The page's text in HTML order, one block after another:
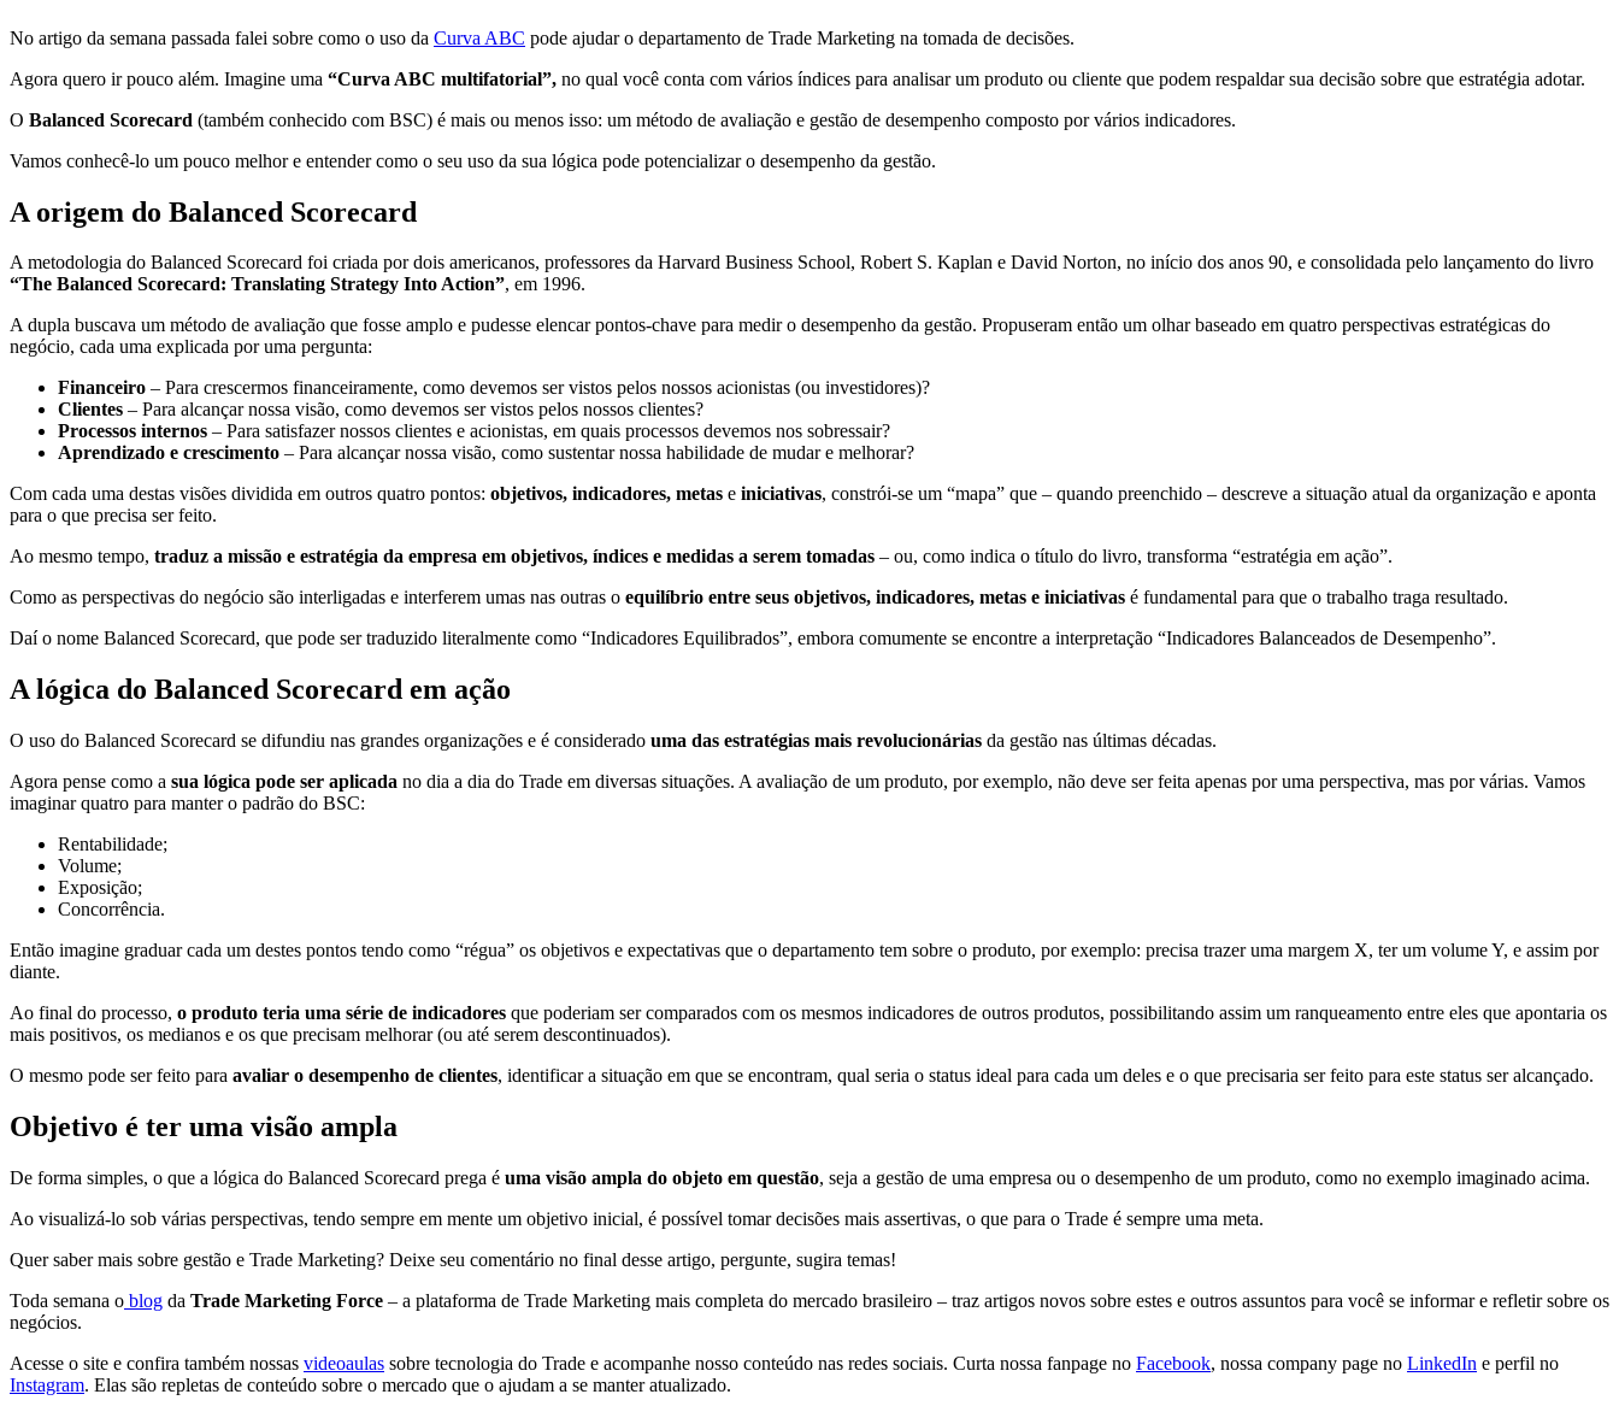
No artigo da semana passada falei sobre como o uso da Curva ABC pode ajudar o departamento de Trade Marketing na tomada de decisões.
Agora quero ir pouco além. Imagine uma “Curva ABC multifatorial”, no qual você conta com vários índices para analisar um produto ou cliente que podem respaldar sua decisão sobre que estratégia adotar.
O Balanced Scorecard (também conhecido com BSC) é mais ou menos isso: um método de avaliação e gestão de desempenho composto por vários indicadores.
Vamos conhecê-lo um pouco melhor e entender como o seu uso da sua lógica pode potencializar o desempenho da gestão.
A origem do Balanced Scorecard
A metodologia do Balanced Scorecard foi criada por dois americanos, professores da Harvard Business School, Robert S. Kaplan e David Norton, no início dos anos 90, e consolidada pelo lançamento do livro
“The Balanced Scorecard: Translating Strategy Into Action”, em 1996.
A dupla buscava um método de avaliação que fosse amplo e pudesse elencar pontos-chave para medir o desempenho da gestão. Propuseram então um olhar baseado em quatro perspectivas estratégicas do
negócio, cada uma explicada por uma pergunta:
Financeiro – Para crescermos financeiramente, como devemos ser vistos pelos nossos acionistas (ou investidores)?
Clientes – Para alcançar nossa visão, como devemos ser vistos pelos nossos clientes?
Processos internos – Para satisfazer nossos clientes e acionistas, em quais processos devemos nos sobressair?
Aprendizado e crescimento – Para alcançar nossa visão, como sustentar nossa habilidade de mudar e melhorar?
Com cada uma destas visões dividida em outros quatro pontos: objetivos, indicadores, metas e iniciativas, constrói-se um “mapa” que – quando preenchido – descreve a situação atual da organização e aponta
para o que precisa ser feito.
Ao mesmo tempo, traduz a missão e estratégia da empresa em objetivos, índices e medidas a serem tomadas – ou, como indica o título do livro, transforma “estratégia em ação”.
Como as perspectivas do negócio são interligadas e interferem umas nas outras o equilíbrio entre seus objetivos, indicadores, metas e iniciativas é fundamental para que o trabalho traga resultado.
Daí o nome Balanced Scorecard, que pode ser traduzido literalmente como “Indicadores Equilibrados”, embora comumente se encontre a interpretação “Indicadores Balanceados de Desempenho”.
A lógica do Balanced Scorecard em ação
O uso do Balanced Scorecard se difundiu nas grandes organizações e é considerado uma das estratégias mais revolucionárias da gestão nas últimas décadas.
Agora pense como a sua lógica pode ser aplicada no dia a dia do Trade em diversas situações. A avaliação de um produto, por exemplo, não deve ser feita apenas por uma perspectiva, mas por várias. Vamos
imaginar quatro para manter o padrão do BSC:
Rentabilidade;
Volume;
Exposição;
Concorrência.
Então imagine graduar cada um destes pontos tendo como “régua” os objetivos e expectativas que o departamento tem sobre o produto, por exemplo: precisa trazer uma margem X, ter um volume Y, e assim por
diante.
Ao final do processo, o produto teria uma série de indicadores que poderiam ser comparados com os mesmos indicadores de outros produtos, possibilitando assim um ranqueamento entre eles que apontaria os
mais positivos, os medianos e os que precisam melhorar (ou até serem descontinuados).
O mesmo pode ser feito para avaliar o desempenho de clientes, identificar a situação em que se encontram, qual seria o status ideal para cada um deles e o que precisaria ser feito para este status ser alcançado.
Objetivo é ter uma visão ampla
De forma simples, o que a lógica do Balanced Scorecard prega é uma visão ampla do objeto em questão, seja a gestão de uma empresa ou o desempenho de um produto, como no exemplo imaginado acima.
Ao visualizá-lo sob várias perspectivas, tendo sempre em mente um objetivo inicial, é possível tomar decisões mais assertivas, o que para o Trade é sempre uma meta.
Quer saber mais sobre gestão e Trade Marketing? Deixe seu comentário no final desse artigo, pergunte, sugira temas!
Toda semana o blog da Trade Marketing Force – a plataforma de Trade Marketing mais completa do mercado brasileiro – traz artigos novos sobre estes e outros assuntos para você se informar e refletir sobre os
negócios.
Acesse o site e confira também nossas videoaulas sobre tecnologia do Trade e acompanhe nosso conteúdo nas redes sociais. Curta nossa fanpage no Facebook, nossa company page no LinkedIn e perfil no
Instagram. Elas são repletas de conteúdo sobre o mercado que o ajudam a se manter atualizado.